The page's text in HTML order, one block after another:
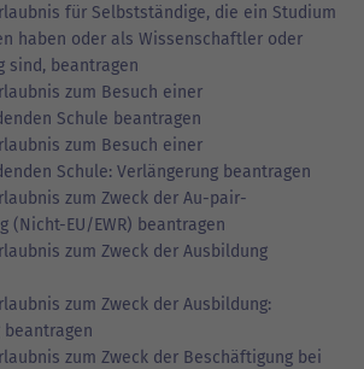
für Selbstständige, die ein Studium
haben oder als Wissenschaftler oder
sind, beantragen
zum Besuch einer
Schule beantragen
zum Besuch einer
Schule: Verlängerung beantragen
zum Zweck der Au-pair-
(Nicht-EU/EWR) beantragen
zum Zweck der Ausbildung
zum Zweck der Ausbildung:
beantragen
zum Zweck der Beschäftigung bei